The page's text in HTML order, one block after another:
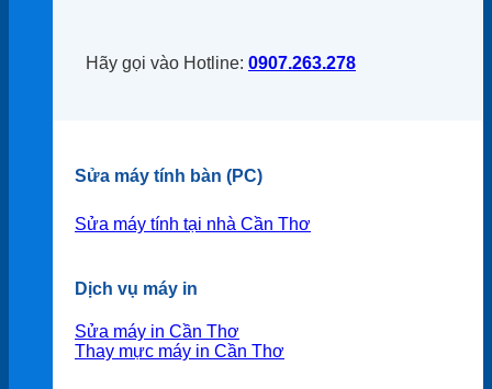
Hãy gọi vào Hotline: 0907.263.278
Sửa máy tính bàn (PC)
Sửa máy tính tại nhà Cần Thơ
Dịch vụ máy in
Sửa máy in Cần Thơ
Thay mực máy in Cần Thơ